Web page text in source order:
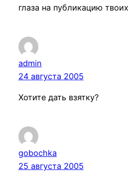
глаза на публикацию
admin
24 августа 2005
Хотите дать взятку?
gobochka
25 августа 2005